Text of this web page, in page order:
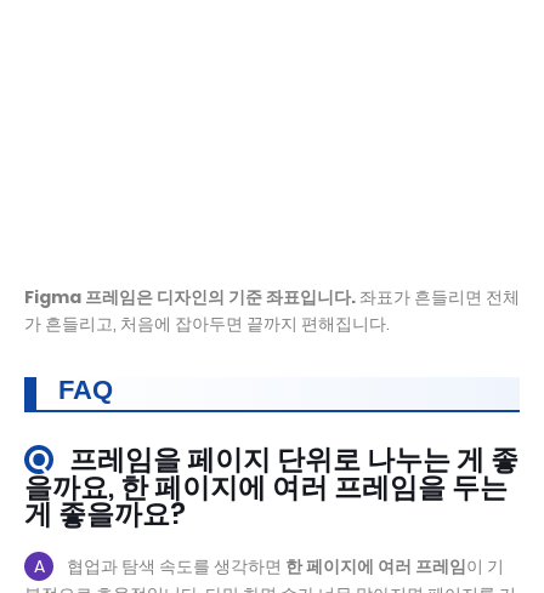
Figma 프레임은 디자인의 기준 좌표입니다. 좌표가 흔들리면 전체
가 흔들리고, 처음에 잡아두면 끝까지 편해집니다.
FAQ
Q 프레임을 페이지 단위로 나누는 게 좋
을까요, 한 페이지에 여러 프레임을 두는
게 좋을까요?
A 협업과 탐색 속도를 생각하면 한 페이지에 여러 프레임이 기